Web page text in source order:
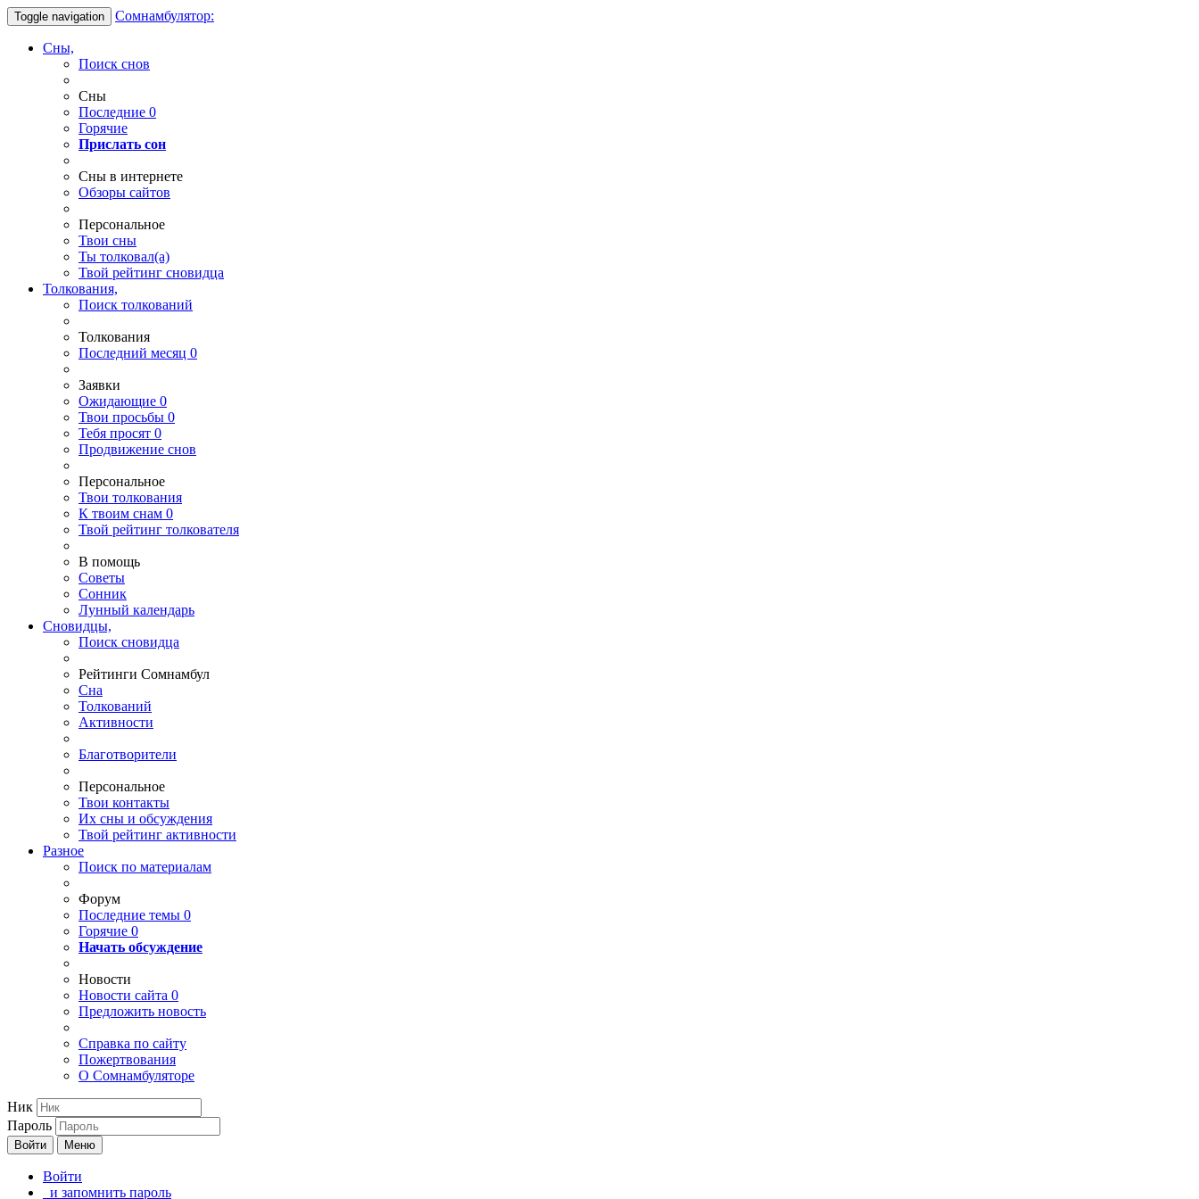
Toggle navigation Сомнамбулятор:
Сны,
Поиск снов
Сны
Последние 0
Горячие
Прислать сон
Сны в интернете
Обзоры сайтов
Персональное
Твои сны
Ты толковал(а)
Твой рейтинг сновидца
Толкования,
Поиск толкований
Толкования
Последний месяц 0
Заявки
Ожидающие 0
Твои просьбы 0
Тебя просят 0
Продвижение снов
Персональное
Твои толкования
К твоим снам 0
Твой рейтинг толкователя
В помощь
Советы
Сонник
Лунный календарь
Сновидцы,
Поиск сновидца
Рейтинги Сомнамбул
Сна
Толкований
Активности
Благотворители
Персональное
Твои контакты
Их сны и обсуждения
Твой рейтинг активности
Разное
Поиск по материалам
Форум
Последние темы 0
Горячие 0
Начать обсуждение
Новости
Новости сайта 0
Предложить новость
Справка по сайту
Пожертвования
О Сомнамбуляторе
Ник
Пароль
Войти Меню
Войти
и запомнить пароль